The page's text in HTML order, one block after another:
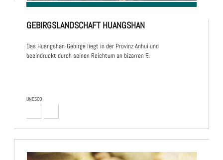
UNESCO
GEBIRGSLANDSCHAFT HUANGSHAN
Das Huangshan-Gebirge liegt in der Provinz Anhui und
beeindruckt durch seinen Reichtum an bizarren F..